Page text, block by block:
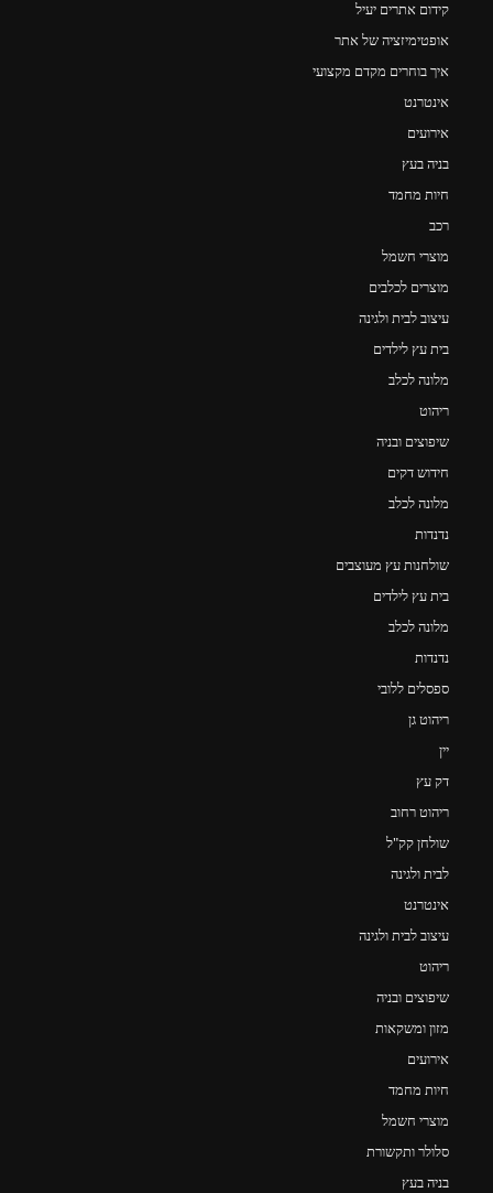
קידום אתרים יעיל
אופטימיזציה של אתר
איך בוחרים מקדם מקצועי
אינטרנט
אירועים
בניה בעץ
חיות מחמד
רכב
מוצרי חשמל
מוצרים לכלבים
עיצוב לבית ולגינה
בית עץ לילדים
מלונה לכלב
ריהוט
שיפוצים ובניה
חידוש דקים
מלונה לכלב
נדנדות
שולחנות עץ מעוצבים
בית עץ לילדים
מלונה לכלב
נדנדות
ספסלים ללובי
ריהוט גן
יין
דק עץ
ריהוט רחוב
שולחן קק"ל
לבית ולגינה
אינטרנט
עיצוב לבית ולגינה
ריהוט
שיפוצים ובניה
מזון ומשקאות
אירועים
חיות מחמד
מוצרי חשמל
סלולר ותקשורת
בניה בעץ